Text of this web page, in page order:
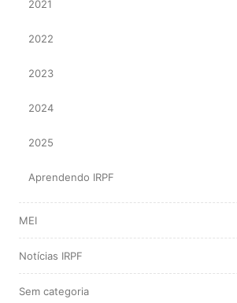
2021
2022
2023
2024
2025
Aprendendo IRPF
MEI
Notícias IRPF
Sem categoria